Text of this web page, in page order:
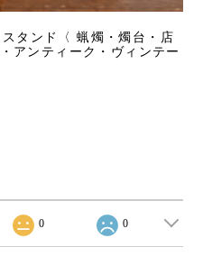
タンド〈 蝋燭・燭台・店
アンティーク・ヴィンテー
0 0